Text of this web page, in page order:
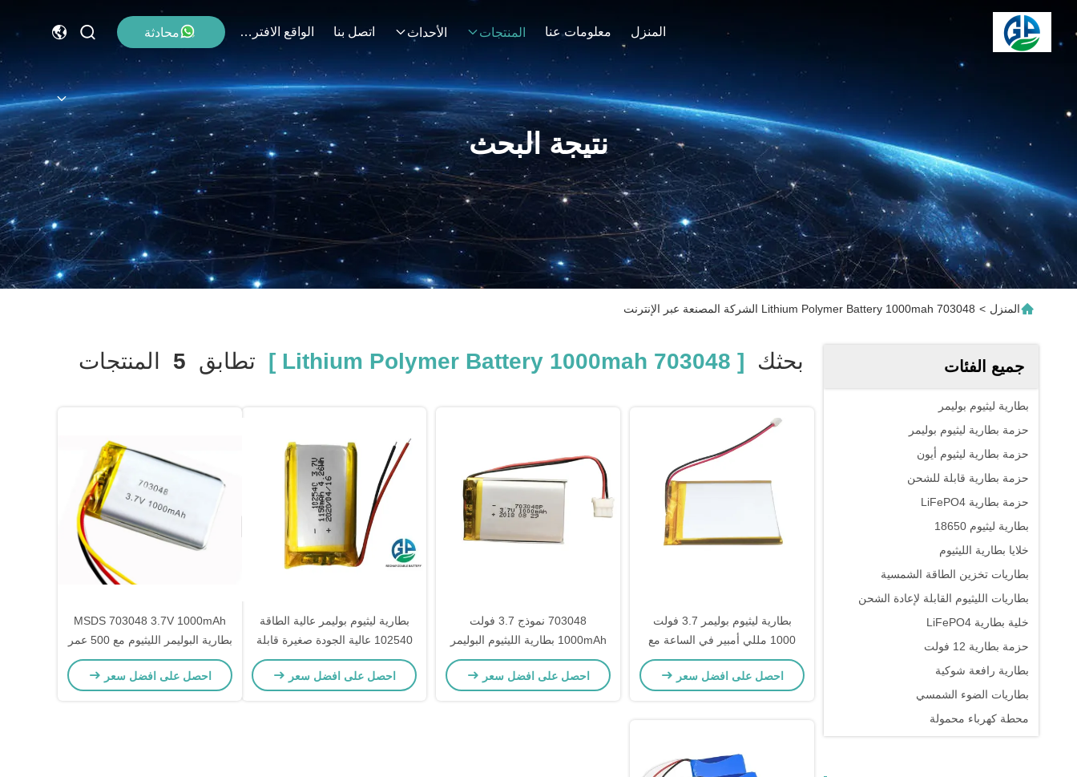
المنزل معلومات عنا المنتجات الأحداث اتصل بنا الواقع الافتراضي محادثة
نتيجة البحث
المنزل > 703048 Lithium Polymer Battery 1000mah الشركة المصنعة عبر الإنترنت
جميع الفئات
بطارية ليثيوم بوليمر
حزمة بطارية ليثيوم بوليمر
حزمة بطارية ليثيوم أيون
حزمة بطارية قابلة للشحن
حزمة بطارية LiFePO4
بطارية ليثيوم 18650
خلايا بطارية الليثيوم
بطاريات تخزين الطاقة الشمسية
بطاريات الليثيوم القابلة لإعادة الشحن
خلية بطارية LiFePO4
حزمة بطارية 12 فولت
بطارية رافعة شوكية
بطاريات الضوء الشمسي
محطة كهرباء محمولة
بحثك [ 703048 Lithium Polymer Battery 1000mah ] تطابق 5 المنتجات
بطارية ليثيوم بوليمر 3.7 فولت
1000 مللي أمبير في الساعة مع
عمر دورة 500 وحجم صغير
7*30*50.5 ملم
احصل على افضل سعر
703048 نموذج 3.7 فولت
1000mAh بطارية الليثيوم البوليمر
حزمة بطارية ليبو قابلة لإعادة
الشحن
احصل على افضل سعر
بطارية ليثيوم بوليمر عالية الطاقة
102540 عالية الجودة صغيرة قابلة
لإعادة الشحن بطارية ليبو معتمدة
3.7 فولت 1150 مللي أمبير
احصل على افضل سعر
MSDS 703048 3.7V 1000mAh
بطارية البوليمر الليثيوم مع 500 عمر
دورة للتطبيقات الصناعية
احصل على افضل سعر